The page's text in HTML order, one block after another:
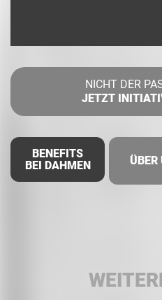
NICHT DER
JETZT
BENEFITS
BEI DAHMEN
ÜBER